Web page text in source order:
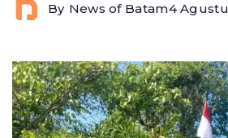
By News of Batam4